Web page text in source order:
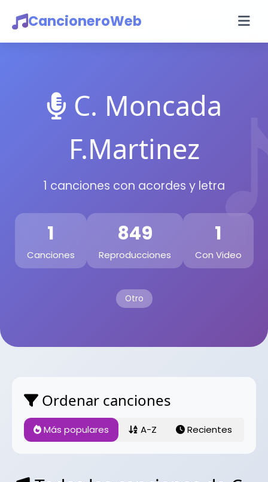
CancioneroWeb
C. Moncada
F.Martinez
1 canciones con acordes y letra
1
Canciones
849
Reproducciones
1
Con Video
Otro
Ordenar canciones
Más populares A-Z Recientes